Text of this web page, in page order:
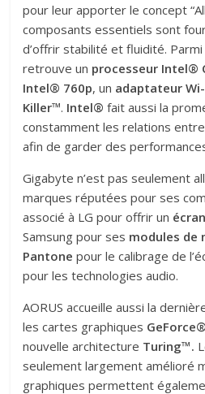
pour leur apporter le concept
composants essentiels sont
d’offrir stabilité et fluidité.
retrouve un processeur Intel®
Intel® 760p, un adaptateur
Killer™. Intel®fait aussi la
constamment les relations
afin de garder des
Gigabyte n’est pas seulement
marques réputées pour ses
associé à LG pour offrir un
Samsung pour ses modules de
Pantone pour le calibrage de
pour les technologies audio.
AORUS accueille aussi la
les cartes graphiques
nouvelle architecture Turing™.
seulement largement amélioré
graphiques permettent